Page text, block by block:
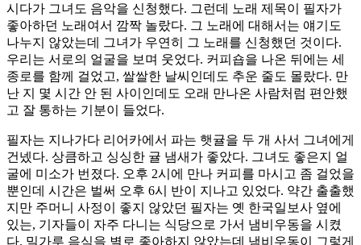
시다가 그녀도 음악을 신청했다. 그런데 노래 제목이 필자가
좋아하던 노래여서 깜짝 놀랐다. 그 노래에 대해서는 얘기도
나누지 않았는데 그녀가 우연히 그 노래를 신청했던 것이다.
우리는 서로의 얼굴을 보며 웃었다. 커피숍을 나온 뒤에는 세
종로를 함께 걸었고, 쌀쌀한 날씨인데도 추운 줄도 몰랐다. 만
난 지 몇 시간 안 된 사이인데도 오래 만나온 사람처럼 편안했
고 잘 통하는 기분이 들었다.
필자는 지나가다 리어카에서 파는 햇귤을 두 개 사서 그녀에게
건넸다. 상큼하고 싱싱한 귤 냄새가 좋았다. 그녀도 좋은지 얼
굴에 미소가 번졌다. 오후 2시에 만나 커피를 마시고 좀 걸었을
뿐인데 시간은 벌써 오후 6시 반이 지나고 있었다. 약간 출출했
지만 주머니 사정이 좋지 않았던 필자는 옛 한국일보사 옆에
있는, 기자들이 자주 다니는 식당으로 가서 냄비우동을 시켰
다. 밀가루 음식을 별로 좋아하지 않았는데 냄비우동이 그렇게